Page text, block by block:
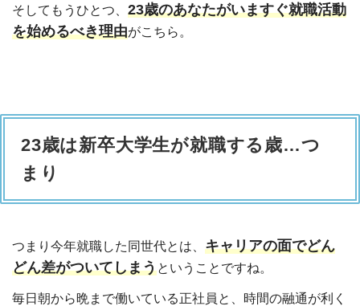
そしてもうひとつ、 23歳のあなたがいますぐ就職活動
を始めるべき理由がこちら。
23歳は新卒大学生が就職する歳…つ
まり
つまり今年就職した同世代とは、 キャリアの面でどん
どん差がついてしまうということですね。
毎日朝から晩まで働いている正社員と、時間の融通が利く